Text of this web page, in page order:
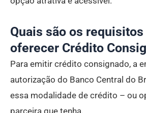
Quais são os requisitos
oferecer Crédito
Para emitir crédito consignado, a
autorização do Banco Central do
essa modalidade de crédito – ou
parceira que tenha.